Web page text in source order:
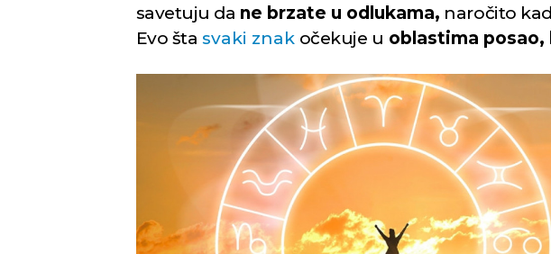
savetuju da ne brzate u odlukama, naročito
Evo šta svaki znak očekuje u oblastima posao,